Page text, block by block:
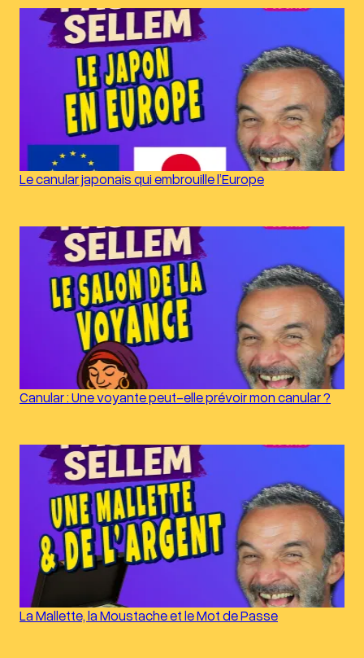
Le canular japonais qui embrouille l’Europe
Canular : Une voyante peut-elle prévoir mon canular ?
La Mallette, la Moustache et le Mot de Passe